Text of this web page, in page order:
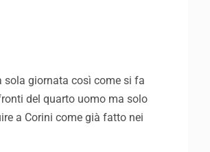
sola giornata così come si fa
del quarto uomo ma solo
a Corini come già fatto nei